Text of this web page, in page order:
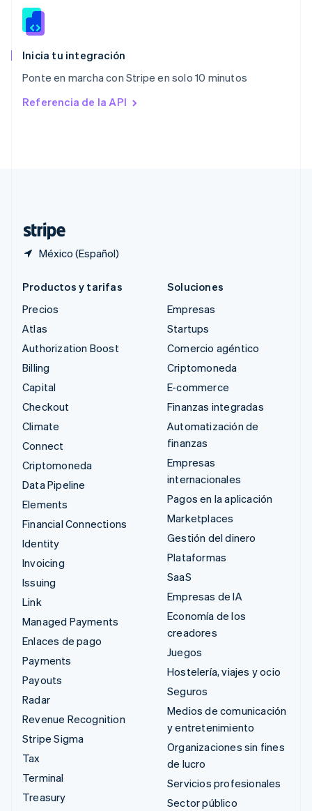
Inicia tu integración
Ponte en marcha con Stripe en solo 10 minutos
Referencia de la API
México (Español)
RAE de Hong Kong, China
Reino Unido
English
English
English
Productos y tarifas
Precios
Atlas
Authorization Boost
Billing
Capital
Checkout
Climate
Connect
Criptomoneda
Data Pipeline
Elements
Financial Connections
Identity
Invoicing
Issuing
Link
Managed Payments
Enlaces de pago
Payments
Payouts
Radar
Revenue Recognition
Stripe Sigma
Tax
Terminal
Treasury
Soluciones
Empresas
Startups
Comercio agéntico
Criptomoneda
E-commerce
Finanzas integradas
Automatización de
finanzas
Empresas
internacionales
Pagos en la aplicación
Marketplaces
Gestión del dinero
Plataformas
SaaS
Empresas de IA
Economía de los
creadores
Juegos
Hostelería, viajes y ocio
Seguros
Medios de comunicación
y entretenimiento
Organizaciones sin fines
de lucro
Servicios profesionales
Sector público